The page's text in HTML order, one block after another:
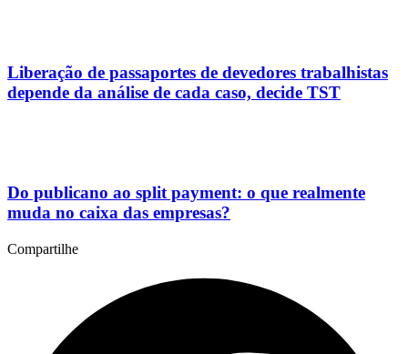
Liberação de passaportes de devedores trabalhistas
depende da análise de cada caso, decide TST
Do publicano ao split payment: o que realmente
muda no caixa das empresas?
Compartilhe